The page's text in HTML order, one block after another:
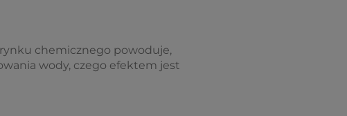
chemicznego powoduje,
wody, czego efektem jest